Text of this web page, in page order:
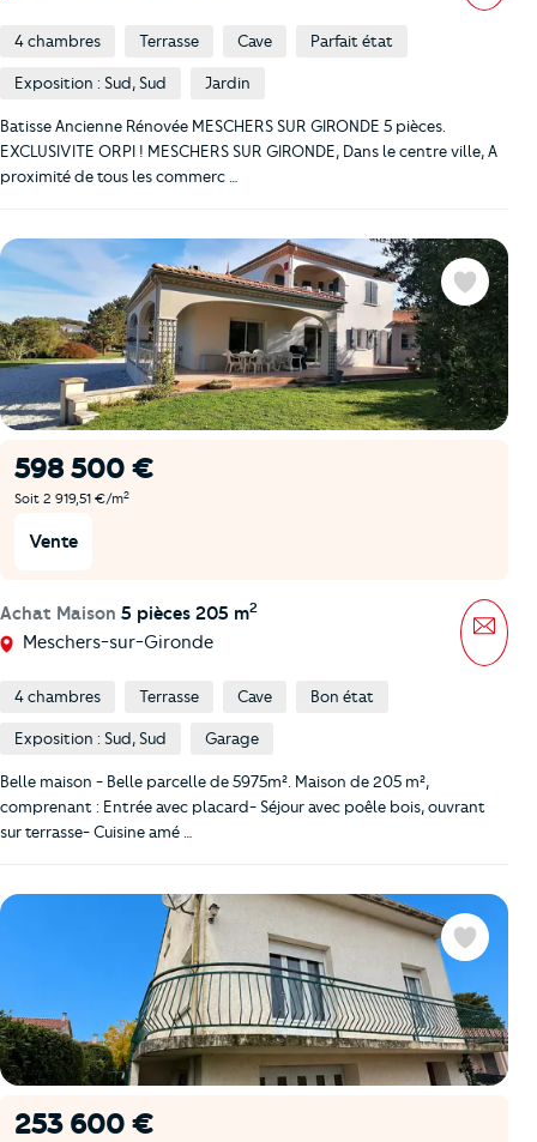
4 chambres Terrasse Cave Parfait état
Exposition : Sud, Sud Jardin
Batisse Ancienne Rénovée MESCHERS SUR GIRONDE 5 pièces.
EXCLUSIVITE ORPI ! MESCHERS SUR GIRONDE, Dans le centre ville, A
proximité de tous les commerc …
598 500 €
Soit 2 919,51 €/m2
Vente
Achat Maison 5 pièces 205 m2
Meschers-sur-Gironde
Favoris
4 chambres Terrasse Cave Bon état
Exposition : Sud, Sud Garage
Belle maison - Belle parcelle de 5975m². Maison de 205 m²,
comprenant : Entrée avec placard- Séjour avec poêle bois, ouvrant
sur terrasse- Cuisine amé …
253 600 €
Favoris